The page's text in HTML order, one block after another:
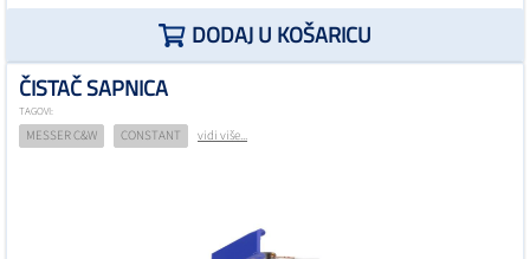
DODAJ U KOŠARICU
ČISTAČ SAPNICA
TAGOVI:
MESSER C&W CONSTANT vidi više...